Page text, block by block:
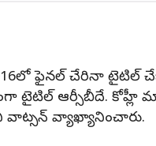
ఫైనల్ చేరినా టైటిల్
టైటిల్ ఆర్సీబీదే. కోహ్లీ
వాట్సన్ వ్యాఖ్యానించారు.